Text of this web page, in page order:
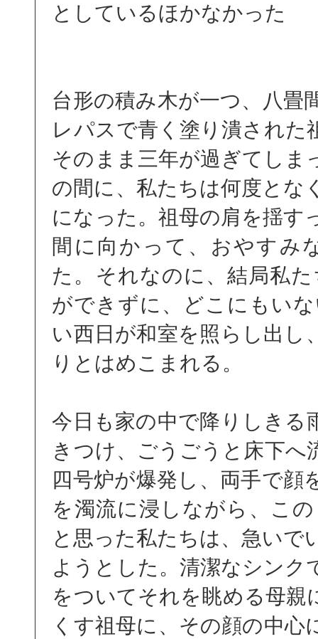
としているほかなかった
台形の積み木が一つ、八畳
レパスで青く塗り潰された
そのまま三年が過ぎてしま
の間に、私たちは何度とな
になった。祖母の肩を揺す
間に向かって、おやすみ
た。それなのに、結局私
ができずに、どこにもい
い西日が和室を照らし出し
りとはめこまれる。
今日も家の中で降りしきる
きつけ、ごうごうと床下へ
四号炉が爆発し、両手で顔
を濁流に浸しながら、こ
と思った私たちは、急いで
ようとした。清潔なシンク
をついてそれを眺める母親
くす祖母に、その顔の中